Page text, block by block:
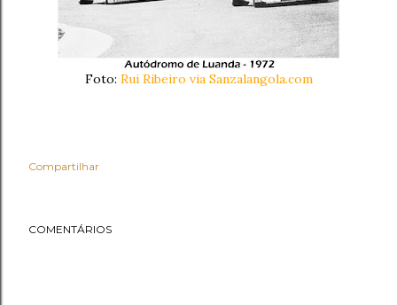
Foto: Rui Ribeiro via Sanzalangola.com
Compartilhar
COMENTÁRIOS